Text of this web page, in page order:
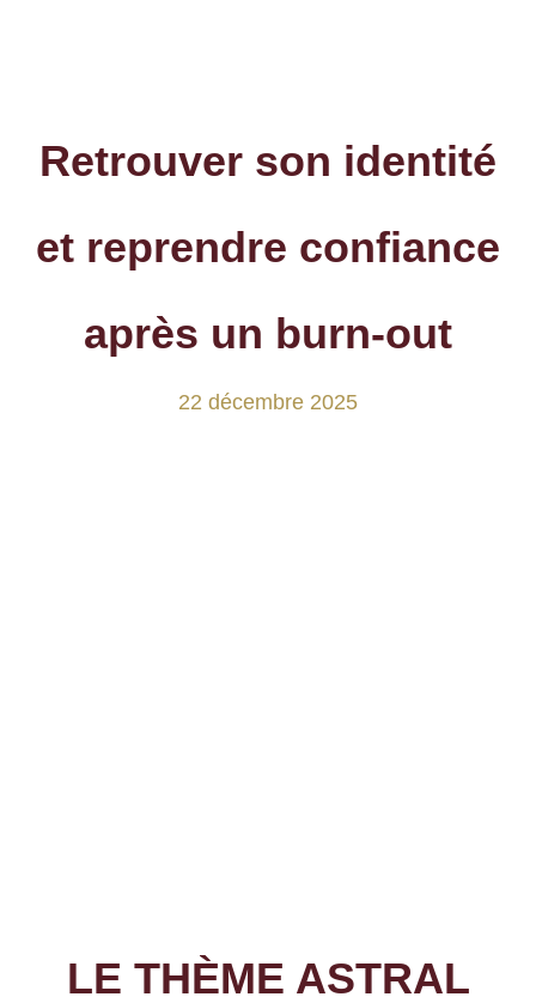
Retrouver son identité
et reprendre confiance
après un burn-out
22 décembre 2025
LE THÈME ASTRAL